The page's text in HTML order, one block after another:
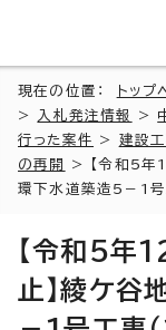
現在の位置： トップ
>
入札発注情報 >
行った案件
> 建設工
の再開
> 【令和5年
環下水道築造5－1号
【令和5年
止】綾ケ谷